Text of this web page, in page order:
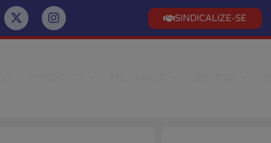
SINDICALIZE-SE